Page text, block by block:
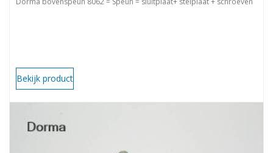
Bekijk product